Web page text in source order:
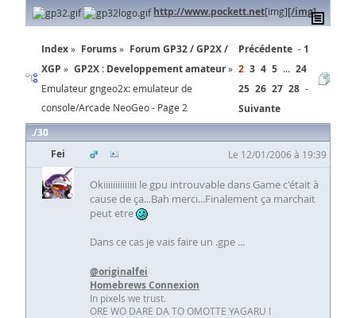
http://www.pockett.net[img][/img]
Index Forums
Forum GP32 / GP2X /
XGP
GP2X : Developpement amateur
Emulateur gngeo2x: emulateur de
console/Arcade NeoGeo - Page 2
Précédente
1
2 3 4 5 ... 24
25 26 27 28
Suivante
30
Fei
Le 12/01/2006 à 19:39
Okiiiiiiiiiiiiii le gpu introuvable dans Game c'était à
cause de ça...Bah merci...Finalement ça marchait
peut etre
Dans ce cas je vais faire un .gpe ...
@originalfei
Homebrews Connexion
In pixels we trust.
ORE WO DARE DA TO OMOTTE YAGARU !